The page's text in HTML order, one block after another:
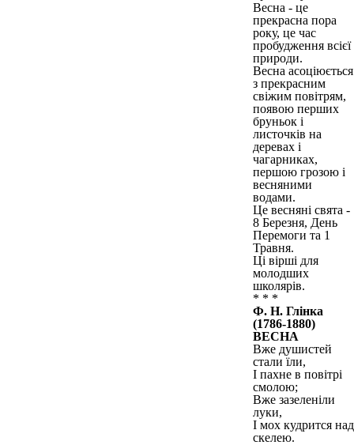
Весна - це
прекрасна пора
року, це час
пробудження всієї
природи.
Весна асоціюється
з прекрасним
свіжим повітрям,
появою перших
бруньок і
листочків на
деревах і
чагарниках,
першою грозою і
весняними
водами.
Це весняні свята -
8 Березня, День
Перемоги та 1
Травня.
Ці вірші для
молодших
школярів.
* * *
Ф. Н. Глінка
(1786-1880)
ВЕСНА
Вже душистей
стали їли,
І пахне в повітрі
смолою;
Вже зазеленіли
луки,
І мох кудрится над
скелею.